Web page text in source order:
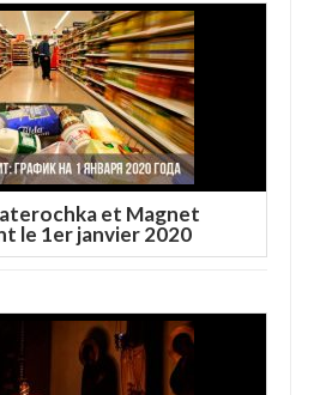
et Magnet
le 1er janvier 2020